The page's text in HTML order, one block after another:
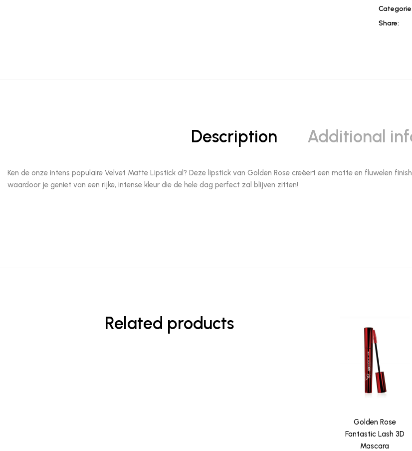
Share:
Description Additional
Ken de onze intens populaire Velvet Matte Lipstick al? Deze lipstick van Golden Rose creëert een matte en fluwelen
waardoor je geniet van een rijke, intense kleur die de hele dag perfect zal blijven zitten!
Related products
Golden Rose
Fantastic Lash 3D
Mascara